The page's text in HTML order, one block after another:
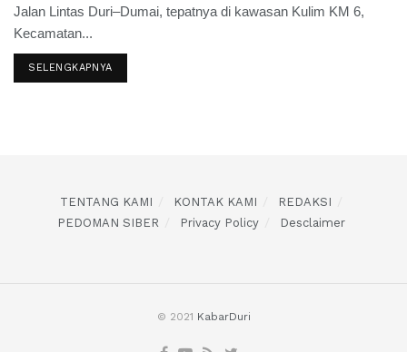
Jalan Lintas Duri–Dumai, tepatnya di kawasan Kulim KM 6,
Kecamatan...
SELENGKAPNYA
TENTANG KAMI KONTAK KAMI
REDAKSI
PEDOMAN SIBER
Privacy Policy Desclaimer
© 2021 KabarDuri